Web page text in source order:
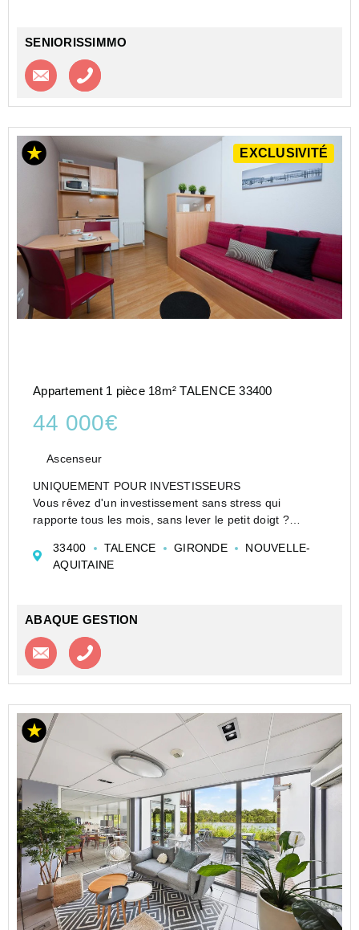
SENIORISSIMMO
Contacter l'agence
EXCLUSIVITÉ
Appartement 1 pièce 18m² TALENCE 33400
44 000€
Ascenseur
UNIQUEMENT POUR INVESTISSEURS
Vous rêvez d'un investissement sans stress qui
rapporte tous les mois, sans lever le petit doigt ?
pépite qu'il vous faut !
Les atouts qui vont vous séduire ...
33400 TALENCE GIRONDE
NOUVELLE-
AQUITAINE
ABAQUE GESTION
Contacter l'agence